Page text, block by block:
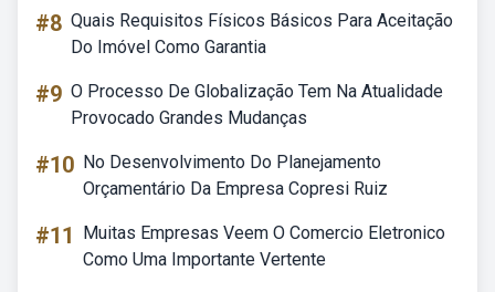
#8 Quais Requisitos Físicos Básicos Para Aceitação
Do Imóvel Como Garantia
#9 O Processo De Globalização Tem Na Atualidade
Provocado Grandes Mudanças
#10 No Desenvolvimento Do Planejamento
Orçamentário Da Empresa Copresi Ruiz
#11
Muitas Empresas Veem O Comercio Eletronico
Como Uma Importante Vertente